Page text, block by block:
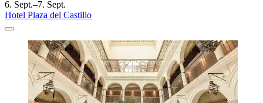
6. Sept.–7. Sept.
Hotel Plaza del Castillo